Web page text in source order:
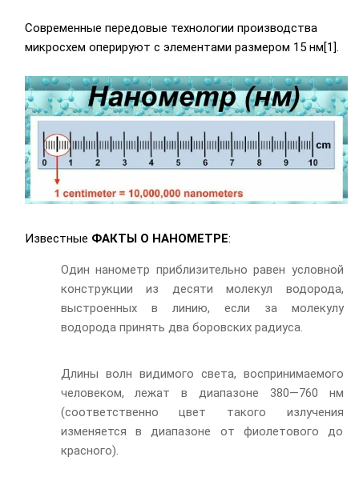
Современные передовые технологии производства
микросхем оперируют с элементами размером 15 нм[1].
Известные ФАКТЫ О НАНОМЕТРЕ:
Один нанометр приблизительно равен условной
конструкции из десяти молекул водорода,
выстроенных в линию, если за молекулу
водорода принять два боровских радиуса.
Длины волн видимого света, воспринимаемого
человеком, лежат в диапазоне 380—760 нм
(соответственно цвет такого излучения
изменяется в диапазоне от фиолетового до
красного).